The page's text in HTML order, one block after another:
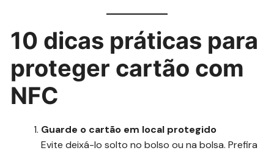
10 dicas práticas para
proteger cartão com
NFC
Guarde o cartão em local protegido
Evite deixá-lo solto no bolso ou na bolsa. Prefira